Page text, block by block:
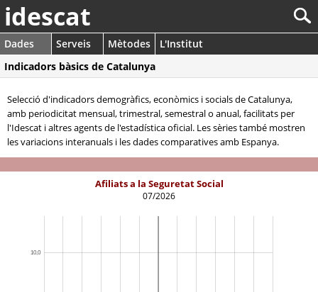
idescat
Dades Serveis Mètodes
L'Institut
Indicadors bàsics de Catalunya
Selecció d'indicadors demogràfics, econòmics i socials de Catalunya,
amb periodicitat mensual, trimestral, semestral o anual, facilitats per
l'Idescat i altres agents de l'estadística oficial. Les sèries també mostren
les variacions interanuals i les dades comparatives amb Espanya.
Afiliats a la Seguretat Social
07/2026